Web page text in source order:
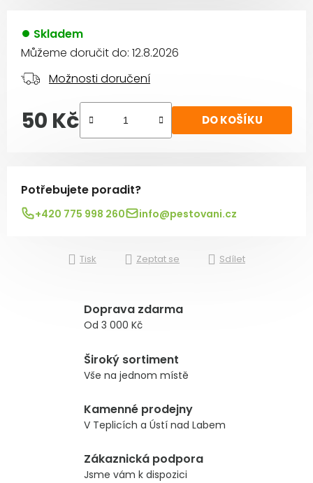
Skladem
Můžeme doručit do: 12.8.2026
Možnosti doručení
50 Kč
Měrná cena:
DO KOŠÍKU
Potřebujete poradit?
+420 775 998 260 info@pestovani.cz
Tisk Zeptat se Sdílet
Doprava zdarma
Od 3 000 Kč
Široký sortiment
Vše na jednom místě
Kamenné prodejny
V Teplicích a Ústí nad Labem
Zákaznická podpora
Jsme vám k dispozici